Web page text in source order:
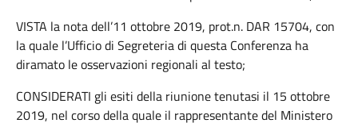
VISTA la nota dell’11 ottobre 2019, prot.n. DAR 15704, con
la quale l’Ufficio di Segreteria di questa Conferenza ha
diramato le osservazioni regionali al testo;
CONSIDERATI gli esiti della riunione tenutasi il 15 ottobre
2019, nel corso della quale il rappresentante del Ministero